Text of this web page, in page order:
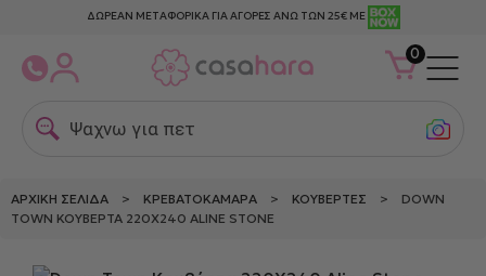
ΔΩΡΕΑΝ ΜΕΤΑΦΟΡΙΚΑ ΓΙΑ ΑΓΟΡΕΣ ΑΝΩ ΤΩΝ 25€ ΜΕ
0
Ψαχνω για πετσε
ΑΡΧΙΚΉ ΣΕΛΊΔΑ > ΚΡΕΒΑΤΟΚΆΜΑΡΑ > ΚΟΥΒΈΡΤΕΣ > DOWN
TOWN ΚΟΥΒΈΡΤΑ 220Χ240 ALINE STONE